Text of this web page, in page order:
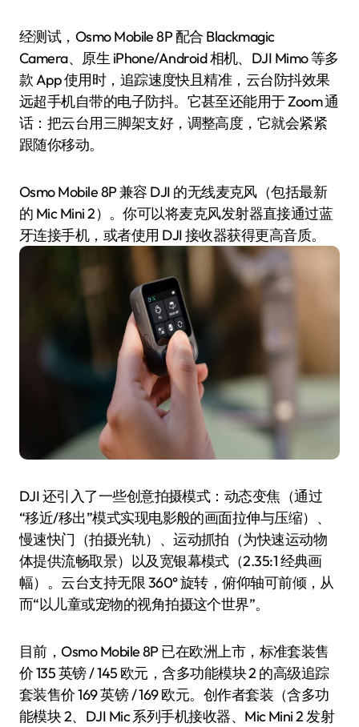
经测试，Osmo Mobile 8P 配合 Blackmagic
Camera、原生 iPhone/Android 相机、DJI Mimo 等多
款 App 使用时，追踪速度快且精准，云台防抖效果
远超手机自带的电子防抖。它甚至还能用于 Zoom 通
话：把云台用三脚架支好，调整高度，它就会紧紧
跟随你移动。
Osmo Mobile 8P 兼容 DJI 的无线麦克风（包括最新
的 Mic Mini 2）。你可以将麦克风发射器直接通过蓝
牙连接手机，或者使用 DJI 接收器获得更高音质。
DJI 还引入了一些创意拍摄模式：动态变焦（通过
“移近/移出”模式实现电影般的画面拉伸与压缩）、
慢速快门（拍摄光轨）、运动抓拍（为快速运动物
体提供流畅取景）以及宽银幕模式（2.35:1 经典画
幅）。云台支持无限 360° 旋转，俯仰轴可前倾，从
而“以儿童或宠物的视角拍摄这个世界”。
目前，Osmo Mobile 8P 已在欧洲上市，标准套装售
价 135 英镑 / 145 欧元，含多功能模块 2 的高级追踪
套装售价 169 英镑 / 169 欧元。创作者套装（含多功
能模块 2、DJI Mic 系列手机接收器、Mic Mini 2 发射